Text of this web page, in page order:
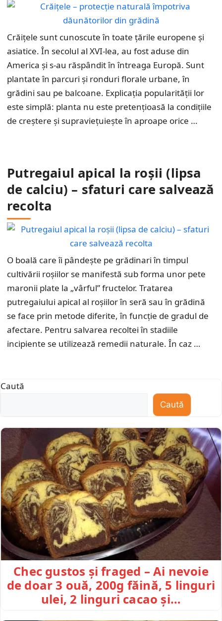
Crăițele sunt cunoscute în toate țările europene și
asiatice. În secolul al XVI-lea, au fost aduse din
America și s-au răspândit în întreaga Europă. Sunt
plantate în parcuri și ronduri florale urbane, în
grădini sau pe balcoane. Explicația popularității lor
este simplă: planta nu este pretențioasă la condițiile
de creștere și supraviețuiește în aproape orice …
Putregaiul apical la roșii (lipsa
de calciu) – sfaturi care salvează
recolta
O boală care îi pândește pe grădinari în timpul
cultivării roșiilor se manifestă sub forma unor pete
maronii plate la „vârful” fructelor. Tratarea
putregaiului apical al roșiilor în seră sau în grădină
se face prin metode diferite, în funcție de gradul de
afectare. Pentru salvarea recoltei în stadiile
incipiente se utilizează remedii naturale. În caz …
Caută
Caută
Chec gustos și fraged – Ai nevoie
de doar 3 ouă, 200g făină, 5 linguri
ulei, 2 linguri cacao și…